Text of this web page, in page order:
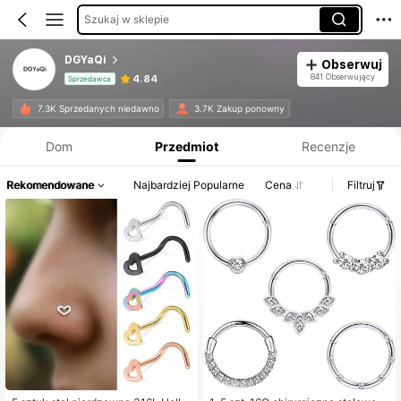
Szukaj w sklepie
DGYaQi
Sprzedawca 4.84
Obserwuj
841 Obserwujący
7.3K Sprzedanych niedawno 3.7K Zakup ponowny
Dom Przedmiot Recenzje
Rekomendowane Najbardziej Popularne Cena Filtruj